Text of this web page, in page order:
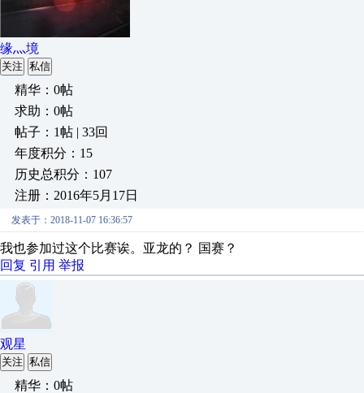
缘灬境
关注 私信
精华：0帖
求助：0帖
帖子：1帖 | 33回
年度积分：15
历史总积分：107
注册：2016年5月17日
发表于：2018-11-07 16:36:57
我也参加过这个比赛诶。亚龙的？ 国赛？
回复 引用 举报
观星
关注 私信
精华：0帖